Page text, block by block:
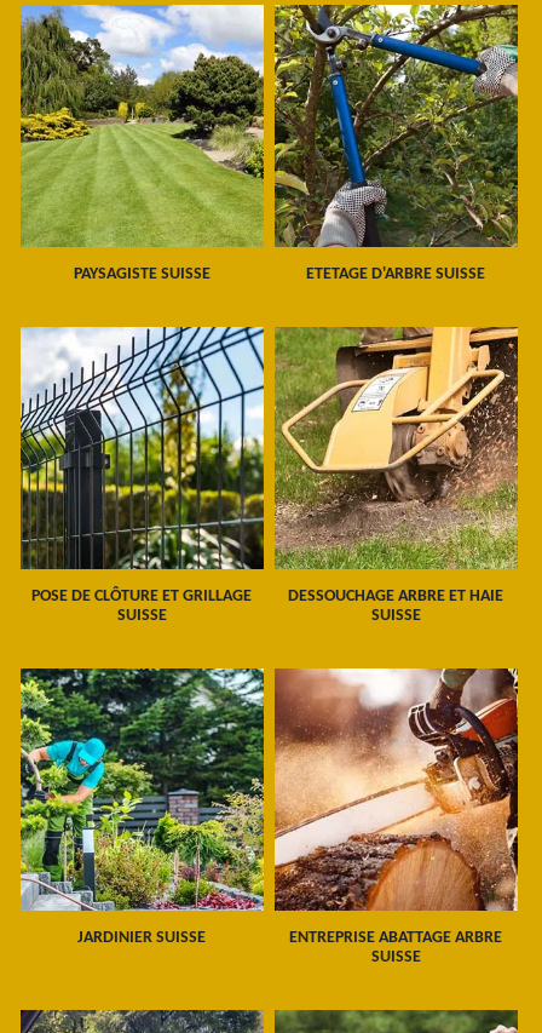
PAYSAGISTE SUISSE ETETAGE D'ARBRE SUISSE
POSE DE CLÔTURE ET GRILLAGE
SUISSE
DESSOUCHAGE ARBRE ET HAIE
SUISSE
JARDINIER SUISSE
ENTREPRISE ABATTAGE ARBRE
SUISSE